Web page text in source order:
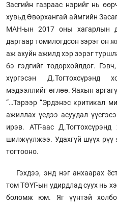
Засгийн газраас нэрийг нь
хувьд Өвөрхангай аймгийн
МАН-ын 2017 оны хагарлын
даргаар томилогдсон зэрэг он
аж ахуйн ажилд хэр зэрэг
бэ гэдгийг тодорхойлдог.
хүргэсэн Д.Тогтохсүрэнд
мэдээллийг өглөө. Яахын
“…Тэрээр “Эрдэнэс критикал
ажиллах үедээ асуудал
ирэв. АТГ-аас Д.Тогтохсүрэнд
шилжүүлжээ. Удахгүй шүүх рүү
тогтооно.
Гэхдээ, энд нэг анхаарах
том ТӨҮГ-ын удирдлад суух нь
боломж юм. Яг үүнтэй